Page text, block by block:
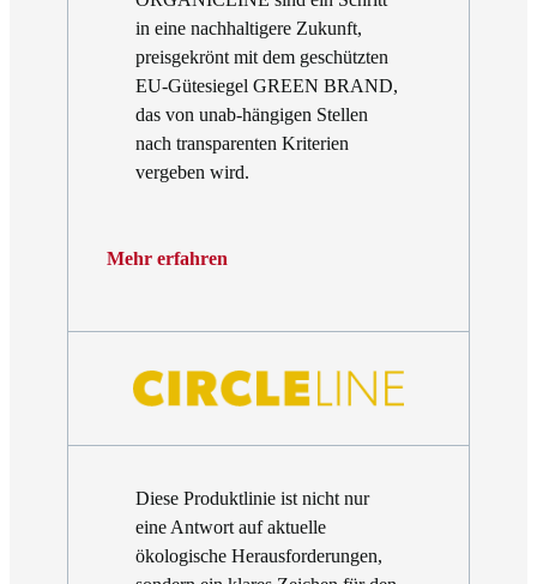
in eine nachhaltigere Zukunft,
preisgekrönt mit dem geschützten
EU-Gütesiegel GREEN BRAND,
das von unab-hängigen Stellen
nach transparenten Kriterien
vergeben wird.
Mehr erfahren
Diese Produktlinie ist nicht nur
eine Antwort auf aktuelle
ökologische Herausforderungen,